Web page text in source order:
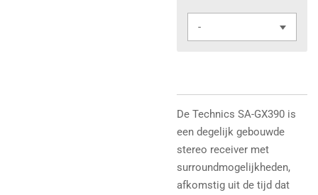
De Technics SA-GX390 is
een degelijk gebouwde
stereo receiver met
surroundmogelijkheden,
afkomstig uit de tijd dat